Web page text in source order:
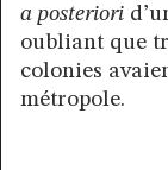
a posteriori
oubliant que
colonies
métropole.